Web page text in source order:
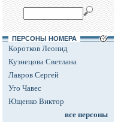
ПЕРСОНЫ НОМЕРА
Коротков Леонид
Кузнецова Светлана
Лавров Сергей
Уго Чавес
Ющенко Виктор
все персоны